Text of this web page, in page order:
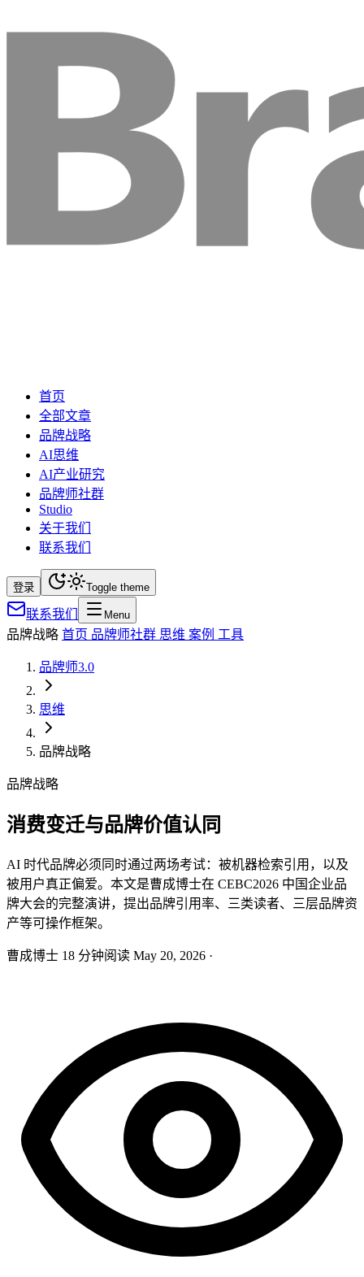
首页
全部文章
品牌战略
AI思维
AI产业研究
品牌师社群
Studio
关于我们
联系我们
登录 Toggle theme
联系我们 Menu
品牌战略 首页 品牌师社群 思维 案例 工具
品牌师3.0
思维
品牌战略
品牌战略
消费变迁与品牌价值认同
AI 时代品牌必须同时通过两场考试：被机器检索引用，以及
被用户真正偏爱。本文是曹成博士在 CEBC2026 中国企业品
牌大会的完整演讲，提出品牌引用率、三类读者、三层品牌资
产等可操作框架。
曹成博士 18 分钟阅读 May 20, 2026 ·